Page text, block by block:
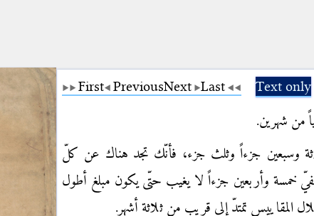
First PreviousNext Last Text only
من شهرين.
وسبعين جزءاً وثلث جزء، فأنّك تجد هناك عن كلّ
خمسة وأربعين جزءاً لا يغيب حتّى يكون مبلغ أطول
المقاييس تمتدّ إلى قريب من ثلاثة أشهر.